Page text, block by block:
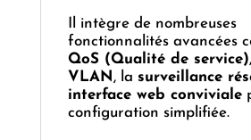
Il intègre de nombreuses
fonctionnalités avancées
QoS (Qualité de service)
VLAN , la surveillance
interface web conviviale
configuration simplifiée.